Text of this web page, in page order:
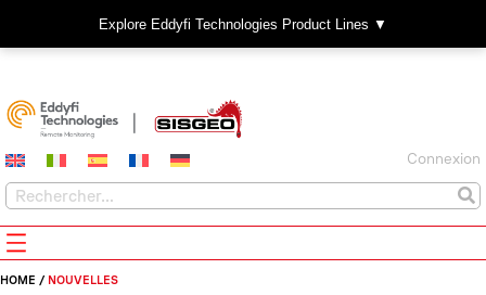
Explore Eddyfi Technologies Product Lines ▼
Connexion
HOME / NOUVELLES